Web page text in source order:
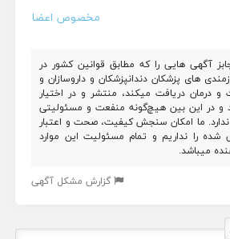
مخصوص اعضا
آگهی هایی را که مطابق قوانین کشور در
های پزشکان دندانپزشکان و داروسازان و
و درمان دریافت میکند، منتشر و در اختیار
و در این بین هیچ‌گونه منفعت و مسئولیتی
ندارد. ما امکان سنجش کیفیت، صحت و اعتبار
شده را نداریم و تمام مسئولیت این موارد
میباشد.
گزارش مشکل آگهی